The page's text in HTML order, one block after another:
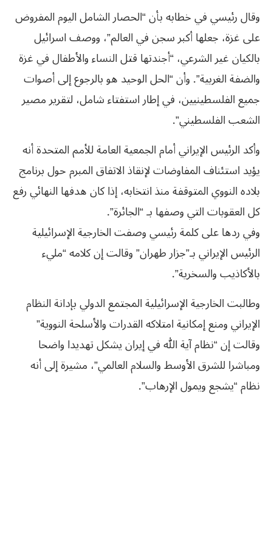
وقال رئيسي في خطابه بأن “الحصار الشامل اليوم المفروض
على غزة، جعلها أكبر سجن في العالم”، ووصف اسرائيل
بالكيان غير الشرعي، “أجندتها قتل النساء والأطفال في غزة
والضفة الغربية”. وأن “الحل الوحيد هو بالرجوع إلى أصوات
جميع الفلسطينيين، في إطار استفتاء شامل، لتقرير مصير
الشعب الفلسطيني”.
وأكد الرئيس الإيراني أمام الجمعية العامة للأمم المتحدة أنه
يؤيد استئناف المفاوضات لإنقاذ الاتفاق المبرم حول برنامج
بلاده النووي المتوقفة منذ انتخابه، إذا كان هدفها النهائي رفع
كل العقوبات التي وصفها بـ “الجائرة”.
وفي ردها على كلمة رئيسي وصفت الخارجية الإسرائيلية
الرئيس الإيراني بـ”جزار طهران” وقالت إن كلامه “مليء
بالأكاذيب والسخرية”.
وطالبت الخارجية الإسرائيلية المجتمع الدولي بإدانة النظام
الإيراني ومنع إمكانية امتلاكه القدرات والأسلحة النووية”
وقالت إن “نظام آية الله في إيران يشكل تهديدا واضحا
ومباشرا للشرق الأوسط والسلام العالمي”، مشيرة إلى أنه
نظام “يشجع ويمول الإرهاب”.